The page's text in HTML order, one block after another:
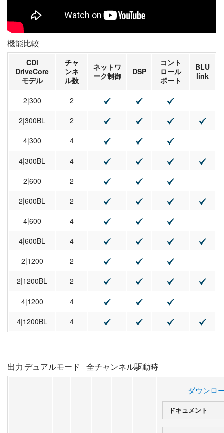
機能比較
CDi
DriveCore
モデル
チャ
ンネ
ル数
ネットワ
ーク制御
DSP
コント
ロール
ポート
BLU
link
2|300
2
2|300BL
2
4|300
4
4|300BL
4
2|600
2
2|600BL
2
4|600
4
4|600BL
4
2|1200
2
2|1200BL
2
4|1200
4
4|1200BL
4
出力:デュアルモード - 全チャンネル駆動時
ダウンロ
ドキュメント